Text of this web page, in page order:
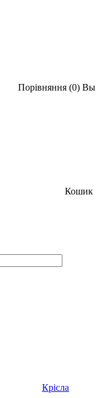
Порівняння (0) Вы
Кошик
Крісла